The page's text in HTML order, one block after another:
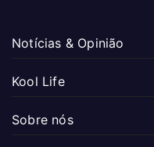
Notícias & Opinião
Kool Life
Sobre nós